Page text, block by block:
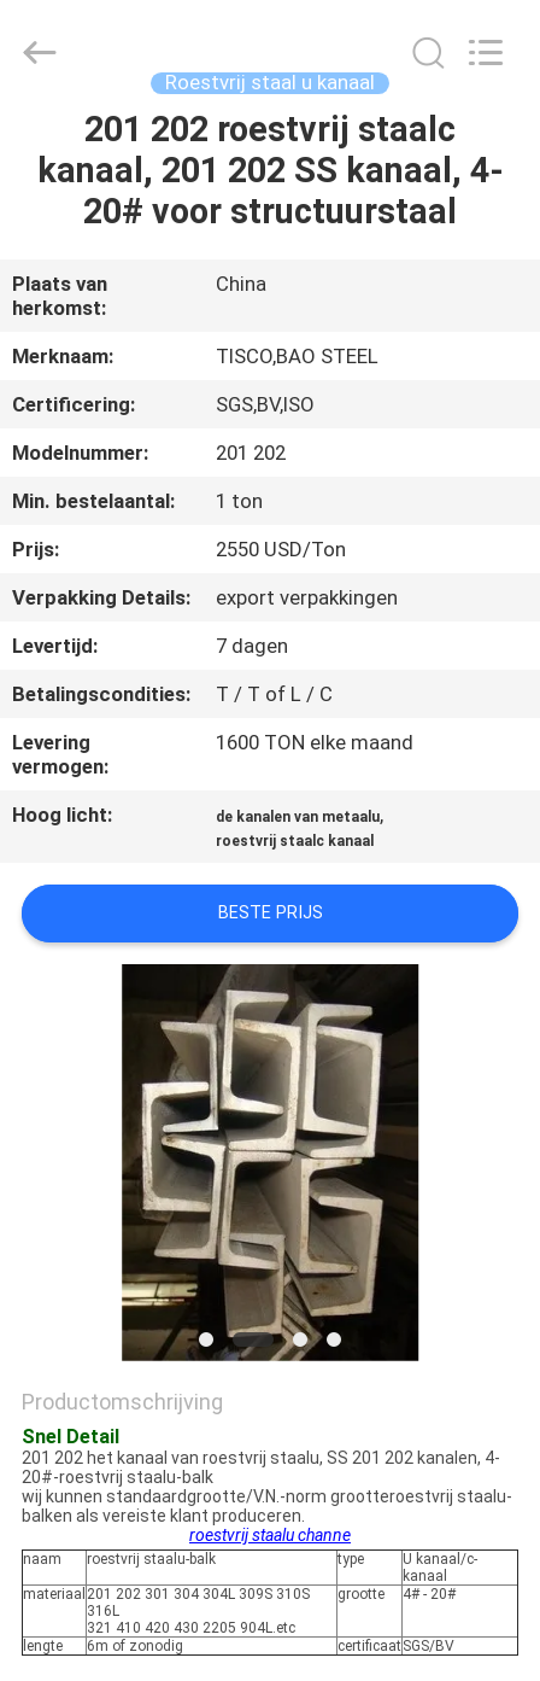
PRODUCTEN
ONGEVEER
ONS
FABRIEKSREIS
CONTACTEER
ONS
GEVALLEN
COMPANY
SITEMAP
INDUSTRIAL
LIMITED.
Roestvrij staal u kanaal
201 202 roestvrij staalc
kanaal, 201 202 SS kanaal, 4-
20# voor structuurstaal
Plaats van
herkomst:
China
Merknaam:
TISCO,BAO STEEL
Certificering:
SGS,BV,ISO
Modelnummer:
201 202
Min. bestelaantal:
1 ton
Prijs:
2550 USD/Ton
Verpakking Details:
export verpakkingen
Levertijd:
7 dagen
Betalingscondities:
T / T of L / C
Levering
vermogen:
1600 TON elke maand
Hoog licht: de kanalen van metaalu,
roestvrij staalc kanaal
BESTE PRIJS
Productomschrijving
Snel Detail
201 202 het kanaal van roestvrij staalu, SS 201 202 kanalen, 4-
20#-roestvrij staalu-balk
wij kunnen standaardgrootte/V.N.-norm grootteroestvrij staalu-
balken als vereiste klant produceren.
roestvrij staalu channe
naam roestvrij staalu-balk type
U kanaal/c-
kanaal
materiaal 201 202 301 304 304L 309S 310S
316L
321 410 420 430 2205 904L.etc
grootte 4# - 20#
lengte 6m of zonodig certificaatSGS/BV